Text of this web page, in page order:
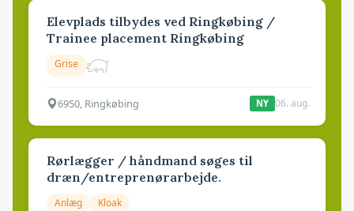
Elevplads tilbydes ved Ringkøbing /
Trainee placement Ringkøbing
Grise
6950, Ringkøbing NY 06. aug.
Rørlægger / håndmand søges til
dræn/entreprenørarbejde.
Anlæg Kloak